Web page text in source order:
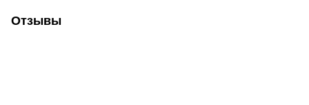
Отзывы